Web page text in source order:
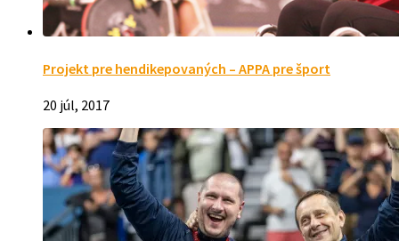
Projekt pre hendikepovaných – APPA pre šport
20 júl, 2017